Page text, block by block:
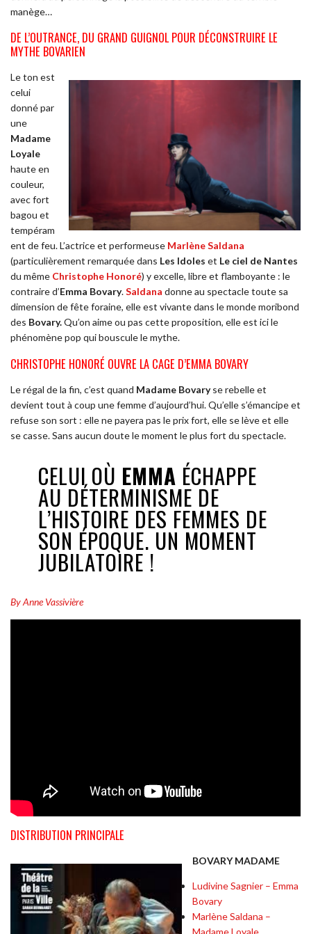
manège…
DE L’OUTRANCE, DU GRAND GUIGNOL POUR DÉCONSTRUIRE LE
MYTHE BOVARIEN
Le ton est
celui
donné par
une
Madame
Loyale
haute en
couleur,
avec fort
bagou et
tempéram
ent de feu. L’actrice et performeuse Marlène Saldana
(particulièrement remarquée dans Les Idoles et Le ciel de Nantes
du même Christophe Honoré) y excelle, libre et flamboyante : le
contraire d’Emma Bovary.Saldana donne au spectacle toute sa
dimension de fête foraine, elle est vivante dans le monde moribond
des Bovary.Qu’on aime ou pas cette proposition, elle est ici le
phénomène pop qui bouscule le mythe.
CHRISTOPHE HONORÉ OUVRE LA CAGE D’EMMA BOVARY
Le régal de la fin, c’est quand Madame Bovaryse rebelle et
devient tout à coup une femme d’aujourd’hui. Qu’elle s’émancipe et
refuse son sort : elle ne payera pas le prix fort, elle se lève et elle
se casse. Sans aucun doute le moment le plus fort du spectacle.
CELUI OÙ EMMA ÉCHAPPE
AU DÉTERMINISME DE
L’HISTOIRE DES FEMMES DE
SON ÉPOQUE. UN MOMENT
JUBILATOIRE !
By Anne Vassivière
DISTRIBUTION PRINCIPALE
BOVARY MADAME
Ludivine Sagnier – Emma
Bovary
Marlène Saldana –
Madame Loyale